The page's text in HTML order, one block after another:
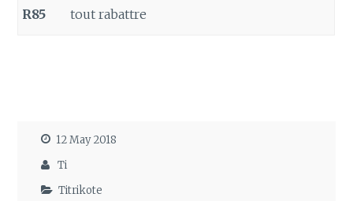
R85 tout rabattre
12 May 2018
Ti
Titrikote